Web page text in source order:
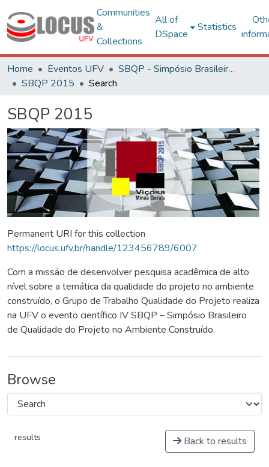
Communities
&
Collections
All of
DSpace
Statistics
Home Eventos UFV
SBQP - Simpósio Brasileiro de Qualidade do Projeto no Ambiente Construído
SBQP 2015
Search
SBQP 2015
Permanent URI for this collection
https://locus.ufv.br/handle/123456789/6007
Com a missão de desenvolver pesquisa acadêmica de alto
nível sobre a temática da qualidade do projeto no ambiente
construído, o Grupo de Trabalho Qualidade do Projeto realiza
na UFV o evento científico IV SBQP – Simpósio Brasileiro
de Qualidade do Projeto no Ambiente Construído.
Browse
results Back to results